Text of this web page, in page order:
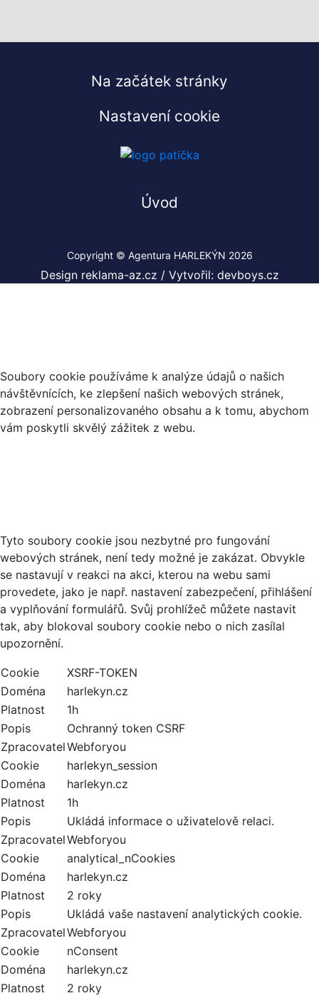
Na začátek stránky
Nastavení cookie
Úvod
Copyright © Agentura HARLEKÝN 2026
Design reklama-az.cz / Vytvořil: devboys.cz
Soubory cookie používáme k analýze údajů o našich
návštěvnících, ke zlepšení našich webových stránek,
zobrazení personalizovaného obsahu a k tomu, abychom
vám poskytli skvělý zážitek z webu.
Tyto soubory cookie jsou nezbytné pro fungování
webových stránek, není tedy možné je zakázat. Obvykle
se nastavují v reakci na akci, kterou na webu sami
provedete, jako je např. nastavení zabezpečení, přihlášení
a vyplňování formulářů. Svůj prohlížeč můžete nastavit
tak, aby blokoval soubory cookie nebo o nich zasílal
upozornění.
Cookie
XSRF-TOKEN
Doména
harlekyn.cz
Platnost
1h
Popis
Ochranný token CSRF
ZpracovatelWebforyou
Cookie
harlekyn_session
Doména
harlekyn.cz
Platnost
1h
Popis
Ukládá informace o uživatelově relaci.
ZpracovatelWebforyou
Cookie
analytical_nCookies
Doména
harlekyn.cz
Platnost
2 roky
Popis
Ukládá vaše nastavení analytických cookie.
ZpracovatelWebforyou
Cookie
nConsent
Doména
harlekyn.cz
Platnost
2 roky